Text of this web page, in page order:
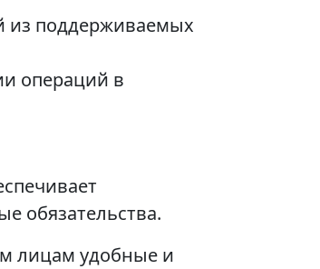
из поддерживаемых
операций в
обязательства.
лицам удобные и